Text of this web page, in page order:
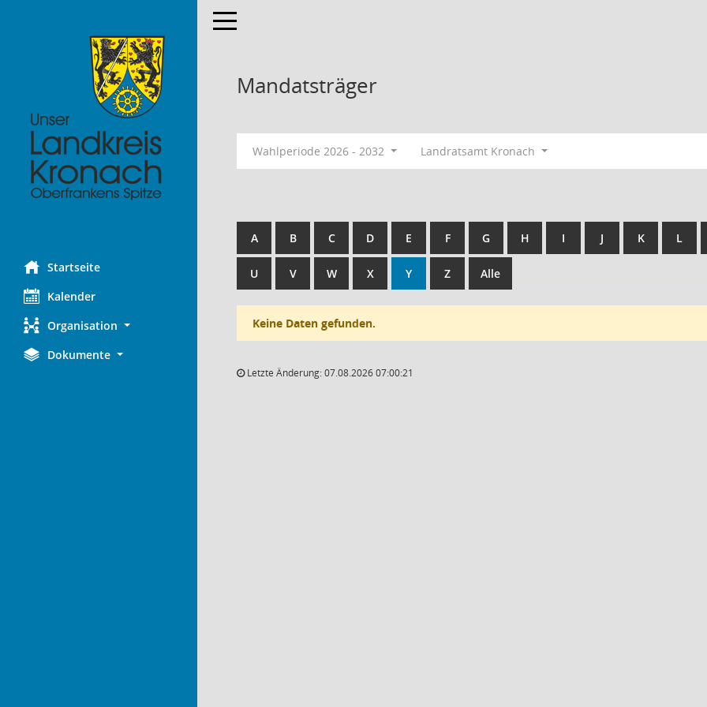
Startseite
Kalender
Organisation
Dokumente
Toggle navigation
Mandatsträger
Wahlperiode 2026 - 2032 Landratsamt Kronach
A B C D E F G H I J K L
U V W X Y Z Alle
Keine Daten gefunden.
Letzte Änderung: 07.08.2026 07:00:21